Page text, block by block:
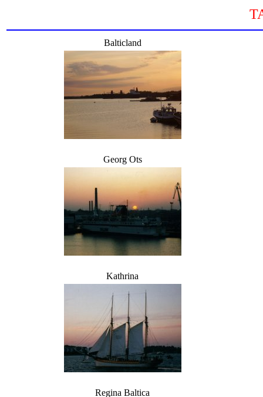
Balticland
Georg Ots
Kathrina
Regina Baltica